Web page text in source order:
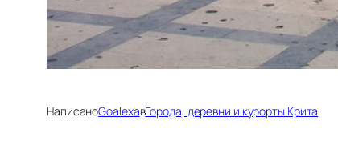
НаписаноGoalexaвГорода, деревни и курорты Крита